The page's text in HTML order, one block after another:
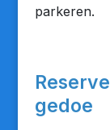
parkeren.
gedoe